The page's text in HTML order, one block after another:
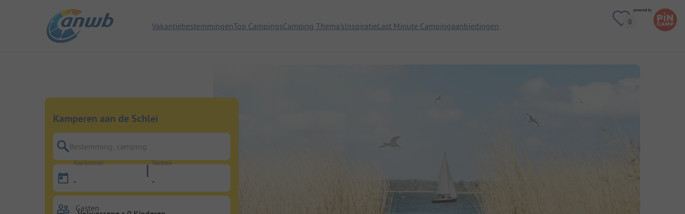
VakantiebestemmingenTop CampingsCamping Thema'sInspiratieLast Minute Campingaanbiedingen
Kamperen aan de Schlei
Bestemming, camping
Aankomst
-
Vertrek
-
Gasten